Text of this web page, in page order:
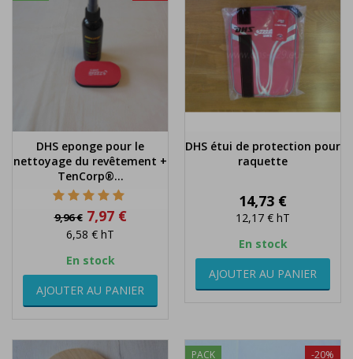
DHS eponge pour le
nettoyage du revêtement +
TenCorp®...
Prix
de
base
9,96 € Prix
7,97 €
6,58 € hT
En stock
AJOUTER AU PANIER
DHS étui de protection pour
raquette
Prix
14,73 €
12,17 € hT
En stock
AJOUTER AU PANIER
PACK -20%